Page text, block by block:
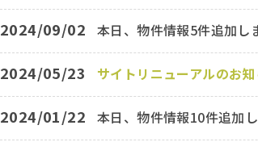
2024/09/02 本日、物件情報5件追加
2024/05/23 サイトリニューアルのお
2024/01/22 本日、物件情報10件追加し